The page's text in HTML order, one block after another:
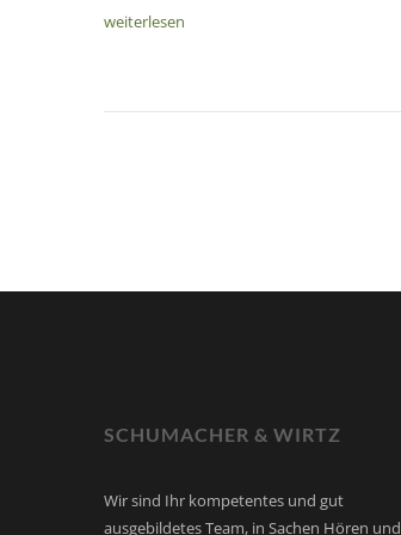
weiterlesen
SCHUMACHER & WIRTZ
Wir sind Ihr kompetentes und gut
ausgebildetes Team, in Sachen Hören und